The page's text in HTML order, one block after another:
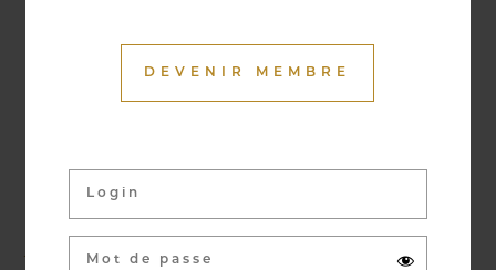
DEVENIR MEMBRE
vous surprendre.
Activités & évènements